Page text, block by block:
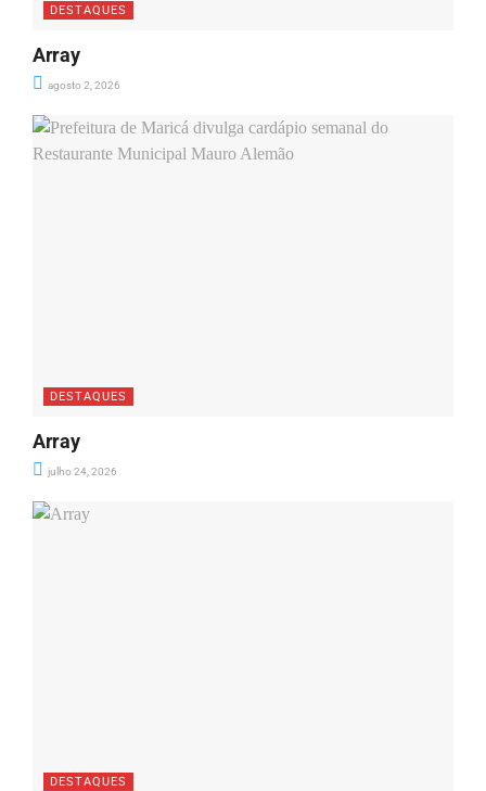
DESTAQUES
Array
agosto 2, 2026
DESTAQUES
Array
julho 24, 2026
DESTAQUES